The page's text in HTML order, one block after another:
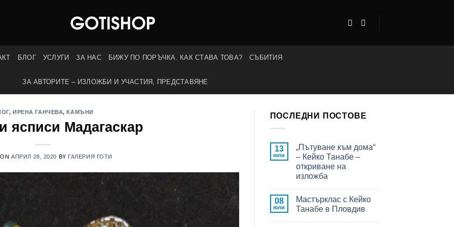
БЛОГ УСЛУГИ ЗА НАС БИЖУ ПО ПОРЪЧКА. КАК СТАВА ТОВА? СЪБИТИЯ
ЗА АВТОРИТЕ – ИЗЛОЖБИ И УЧАСТИЯ, ПРЕДСТАВЯНЕ
,ИРЕНА ГАНЧЕВА,КАМЪНИ
ясписи Мадагаскар
ONАПРИЛ 28, 2020 BY ГАЛЕРИЯ ГОТИ
ПОСЛЕДНИ ПОСТОВЕ
13
юли
„Пътуване към дома“
– Кейко Танабе –
откриване на
изложба
за
„Пътуване
към
08
юли
Мастърклас с Кейко
Танабе в Пловдив